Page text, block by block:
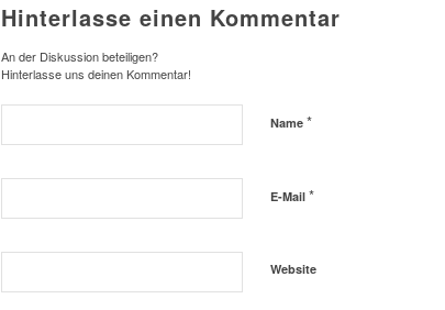
Hinterlasse einen Kommentar
An der Diskussion beteiligen?
Hinterlasse uns deinen Kommentar!
Name *
E-Mail *
Website